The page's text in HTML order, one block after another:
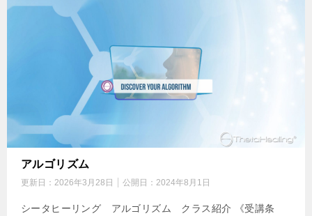
アルゴリズム
更新日： 2026年3月28日 公開日： 2024年8月1日
シータヒーリング アルゴリズム クラス紹介 《受講条